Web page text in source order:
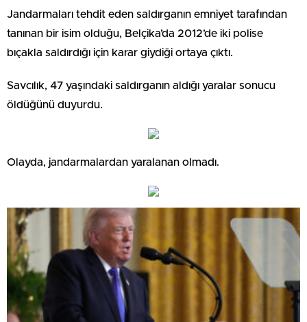
Jandarmaları tehdit eden saldırganın emniyet tarafından
tanınan bir isim olduğu, Belçika’da 2012’de iki polise
bıçakla saldırdığı için karar giydiği ortaya çıktı.
Savcılık, 47 yaşındaki saldırganın aldığı yaralar sonucu
öldüğünü duyurdu.
Olayda, jandarmalardan yaralanan olmadı.